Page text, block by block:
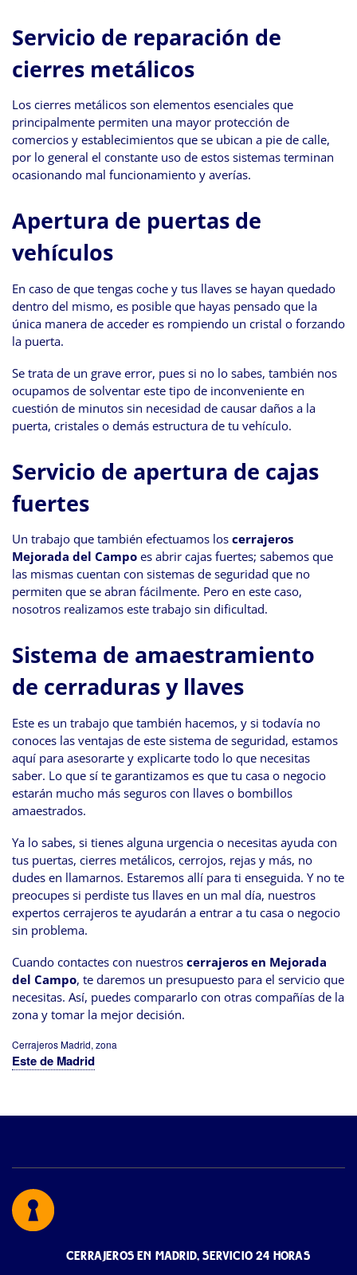
Servicio de reparación de
cierres metálicos
Los cierres metálicos son elementos esenciales que
principalmente permiten una mayor protección de
comercios y establecimientos que se ubican a pie de calle,
por lo general el constante uso de estos sistemas terminan
ocasionando mal funcionamiento y averías.
Apertura de puertas de
vehículos
En caso de que tengas coche y tus llaves se hayan quedado
dentro del mismo, es posible que hayas pensado que la
única manera de acceder es rompiendo un cristal o forzando
la puerta.
Se trata de un grave error, pues si no lo sabes, también nos
ocupamos de solventar este tipo de inconveniente en
cuestión de minutos sin necesidad de causar daños a la
puerta, cristales o demás estructura de tu vehículo.
Servicio de apertura de cajas
fuertes
Un trabajo que también efectuamos los cerrajeros
Mejorada del Campo es abrir cajas fuertes; sabemos que
las mismas cuentan con sistemas de seguridad que no
permiten que se abran fácilmente. Pero en este caso,
nosotros realizamos este trabajo sin dificultad.
Sistema de amaestramiento
de cerraduras y llaves
Este es un trabajo que también hacemos, y si todavía no
conoces las ventajas de este sistema de seguridad, estamos
aquí para asesorarte y explicarte todo lo que necesitas
saber. Lo que sí te garantizamos es que tu casa o negocio
estarán mucho más seguros con llaves o bombillos
amaestrados.
Ya lo sabes, si tienes alguna urgencia o necesitas ayuda con
tus puertas, cierres metálicos, cerrojos, rejas y más, no
dudes en llamarnos. Estaremos allí para ti enseguida. Y no te
preocupes si perdiste tus llaves en un mal día, nuestros
expertos cerrajeros te ayudarán a entrar a tu casa o negocio
sin problema.
Cuando contactes con nuestros cerrajeros en Mejorada
del Campo, te daremos un presupuesto para el servicio que
necesitas. Así, puedes compararlo con otras compañías de la
zona y tomar la mejor decisión.
Cerrajeros Madrid, zona
Este de Madrid
CERRAJEROS EN MADRID, SERVICIO 24 HORAS